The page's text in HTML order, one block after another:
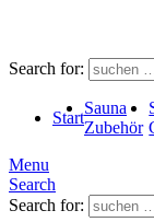
Search for:
Start
Sauna
Zubehör
Menu
Search
Search for: